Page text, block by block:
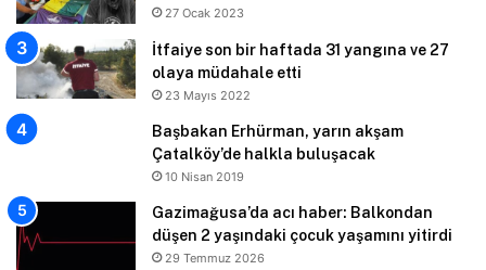
27 Ocak 2023
İtfaiye son bir haftada 31 yangına ve 27
olaya müdahale etti
23 Mayıs 2022
Başbakan Erhürman, yarın akşam
Çatalköy’de halkla buluşacak
10 Nisan 2019
Gazimağusa’da acı haber: Balkondan
düşen 2 yaşındaki çocuk yaşamını yitirdi
29 Temmuz 2026